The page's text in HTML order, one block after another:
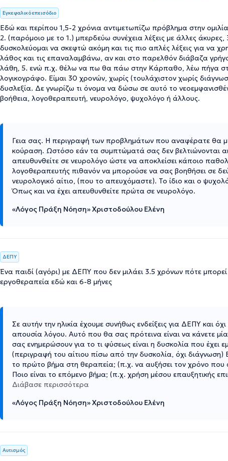
Εγκεφαλικό επεισόδιο
Εδώ και περίπου 1,5-2 χρόνια αντιμετωπίζω πρόβλημα στην
2. (παρόμοιο με το 1.) μπερδεύω συνέχεια λέξεις με άλλες
δυσκολεύομαι να σκεφτώ ακόμη και τις πιο απλές λέξεις για να
λάθος και τις επαναλαμβάνω, αν και στο παρελθόν διάβαζα
λάθη, 5. ενώ π.χ. θέλω να πω θα πάω στην Κάρπαθο, λέω πήγα
λογικογράφο. Είμαι 30 χρονών, χωρίς (τουλάχιστον χωρίς
δυσλεξία. Δε γνωρίζω τι όνομα να δώσω σε αυτό το
βοήθεια, λογοθεραπευτή, νευρολόγο, ψυχολόγο ή άλλους.
Γεια σας. Η περιγραφή των προβλημάτων που αναφέρατε θα
κούραση. Ωστόσο εάν τα συμπτώματά σας δεν βελτιώνονται
απευθυνθείτε σε νευρολόγο ώστε να αποκλείσει κάποιο
λογοθεραπευτής πιθανόν να μπορούσε να σας βοηθήσει σε
νευρολογικό αίτιο, (που το απευχόμαστε). Το ίδιο και ο
Όπως και να έχει απευθυνθείτε πρώτα σε νευρολόγο.
«Λόγος Πράξη Νόηση» Χριστοδούλου Ελένη
ΔΕΠΥ
Ένα παιδί (αγόρι) με ΔΕΠΥ που δεν μιλάει 3.5 χρόνων πότε μπορεί
εργοθεραπεία εδώ και 6-8 μήνες
Σε αυτήν την ηλικία έχουμε συνήθως ενδείξεις για ΔΕΠΥ και
απουσία λόγου. Αυτό που θα σας πρότεινα είναι να κάνετε
σας ενημερώσουν για το τι φύσεως είναι η δυσκολία που έχει
(περιγραφή του αίτιου πίσω από την δυσκολία, όχι διάγνωση)
το πρώτο βήμα στη θεραπεία; (π.χ. να αυξήσει τον χρόνο που
Ποιο είναι το επόμενο βήμα; (π.χ. χρήση μέσου επαυξητικής
Διάβασε περισσότερα
«Λόγος Πράξη Νόηση» Χριστοδούλου Ελένη
Αυτισμός